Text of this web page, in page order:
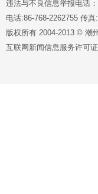
违法与不良信息举报电话
电话:86-768-2262755 传
版权所有 2004-2013 © 潮
互联网新闻信息服务许可